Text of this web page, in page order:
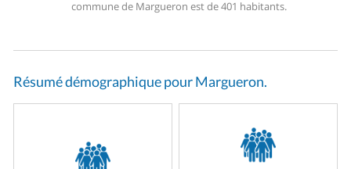
commune de Margueron est de 401 habitants.
Résumé démographique pour Margueron.